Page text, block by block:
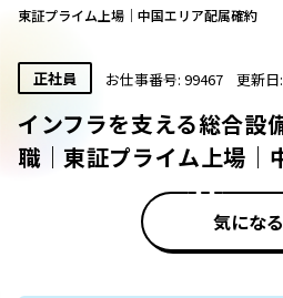
東証プライム上場｜中国エリア配属確約
正社員 お仕事番号: 99467 更新日
インフラを支える総合設
職｜東証プライム上場｜
気になる